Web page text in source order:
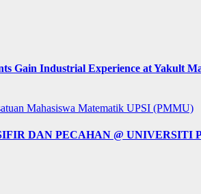
Gain Industrial Experience at Yakult
Mahasiswa Matematik UPSI (PMMU)
DAN PECAHAN @ UNIVERSITI